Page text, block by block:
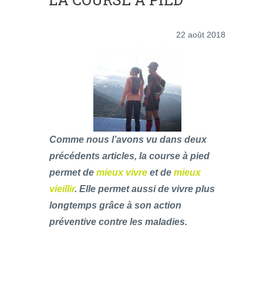
22 août 2018
Comme nous l’avons vu dans deux
précédents articles, la course à pied
permet de mieux vivre et de mieux
vieillir. Elle permet aussi de vivre plus
longtemps grâce à son action
préventive contre les maladies.